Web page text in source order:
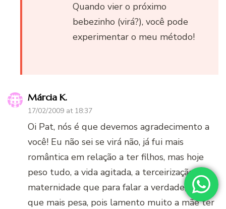
Quando vier o próximo
bebezinho (virá?), você pode
experimentar o meu método!
Márcia K.
17/02/2009 at 18:37
Oi Pat, nós é que devemos agradecimento a
você! Eu não sei se virá não, já fui mais
romântica em relação a ter filhos, mas hoje
peso tudo, a vida agitada, a terceirização da
maternidade que para falar a verdade, é o
que mais pesa, pois lamento muito a mãe ter